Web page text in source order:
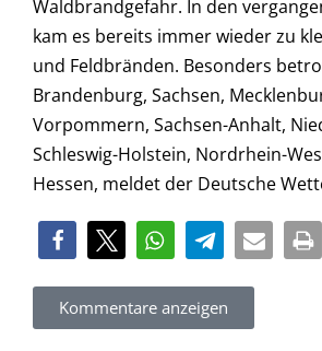
Waldbrandgefahr. In den
kam es bereits immer wieder zu
und Feldbränden. Besonders
Brandenburg, Sachsen,
Vorpommern, Sachsen-Anhalt,
Schleswig-Holstein, Nordrhein-
Hessen, meldet der Deutsche
Kommentare anzeigen